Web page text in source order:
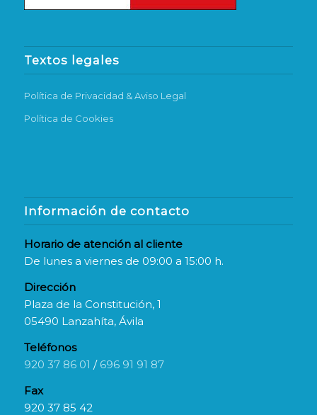
Textos legales
Política de Privacidad & Aviso Legal
Política de Cookies
Información de contacto
Horario de atención al cliente
De lunes a viernes de 09:00 a 15:00 h.
Dirección
Plaza de la Constitución, 1
05490 Lanzahíta, Ávila
Teléfonos
920 37 86 01 / 696 91 91 87
Fax
920 37 85 42